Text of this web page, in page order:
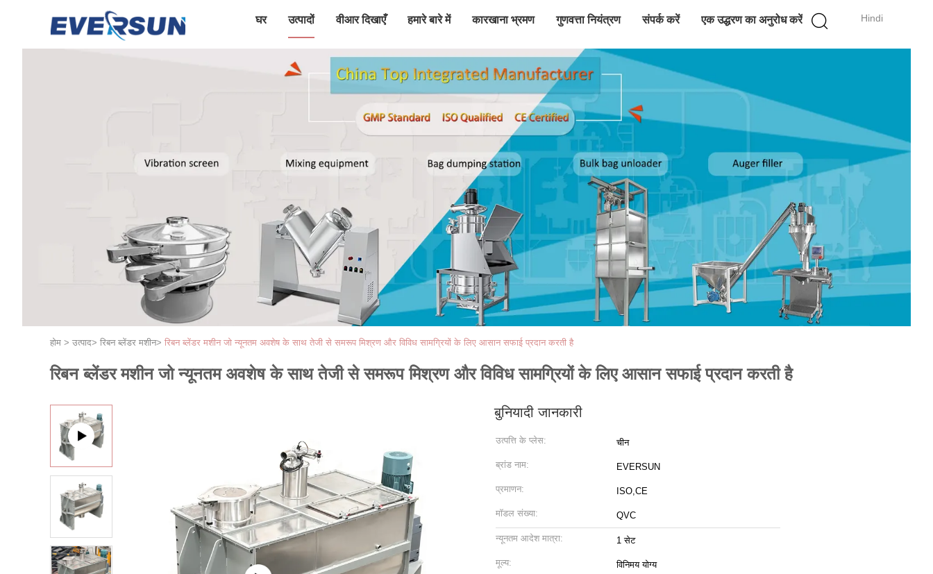
Hindi
घर उत्पादों वीआर दिखाएँ हमारे बारे में कारखाना भ्रमण गुणवत्ता नियंत्रण संपर्क करें एक उद्धरण का अनुरोध करें
होम > उत्पाद> रिबन ब्लेंडर मशीन> रिबन ब्लेंडर मशीन जो न्यूनतम अवशेष के साथ तेजी से समरूप मिश्रण और विविध सामग्रियों के लिए आसान सफाई प्रदान करती है
रिबन ब्लेंडर मशीन जो न्यूनतम अवशेष के साथ तेजी से समरूप मिश्रण और विविध सामग्रियों के लिए आसान सफाई प्रदान करती है
बुनियादी जानकारी
उत्पत्ति के प्लेस: चीन
ब्रांड नाम: EVERSUN
प्रमाणन: ISO,CE
मॉडल संख्या: QVC
न्यूनतम आदेश मात्रा: 1 सेट
मूल्य: विनिमय योग्य